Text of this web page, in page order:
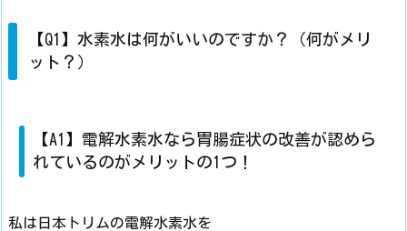
【Q1】水素水は何がいいのですか？（何がメリ
ット？）
【A1】電解水素水なら胃腸症状の改善が認めら
れているのがメリットの1つ！
私は日本トリムの電解水素水を